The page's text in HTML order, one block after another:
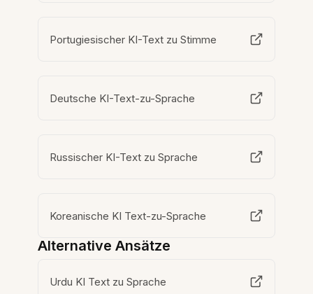
Portugiesischer KI-Text zu Stimme
Deutsche KI-Text-zu-Sprache
Russischer KI-Text zu Sprache
Koreanische KI Text-zu-Sprache
Alternative Ansätze
Urdu KI Text zu Sprache